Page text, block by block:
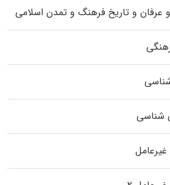
عرفان و تاریخ فرهنگ و تمدن اسلامی
شناسی